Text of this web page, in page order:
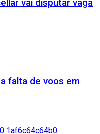
vai disputar vaga
falta de voos em